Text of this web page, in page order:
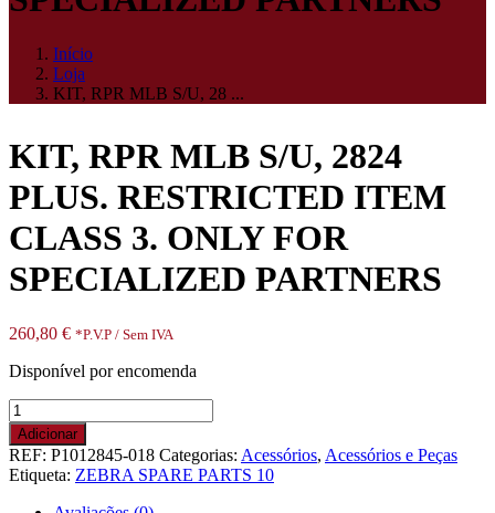
Início
Loja
KIT, RPR MLB S/U, 28 ...
KIT, RPR MLB S/U, 2824
PLUS. RESTRICTED ITEM
CLASS 3. ONLY FOR
SPECIALIZED PARTNERS
260,80 € *P.V.P / Sem IVA
Disponível por encomenda
Quantidade
de
KIT,
RPR
MLB
S/U,
Adicionar
REF: P1012845-018 Categorias: Acessórios, Acessórios e Peças
Etiqueta: ZEBRA SPARE PARTS 10